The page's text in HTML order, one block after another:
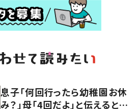
息子「何回行ったら幼稚園お休
み？」母「4回だよ」と伝えると…